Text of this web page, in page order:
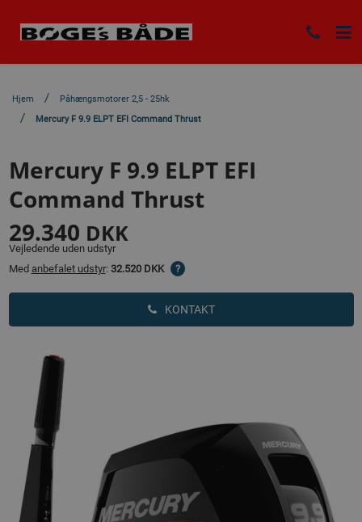
Hjem
Påhængsmotorer 2,5 - 25hk
Mercury F 9.9 ELPT EFI Command Thrust
KONTAKT
Mercury F 9.9 ELPT EFI
Command Thrust
29.340 DKK
Vejledende uden udstyr
Med anbefalet udstyr: 32.520 DKK ?